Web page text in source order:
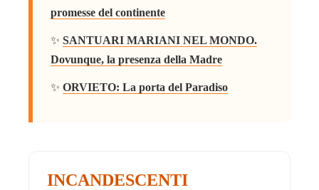
promesse del continente
✨ SANTUARI MARIANI NEL MONDO.
Dovunque, la presenza della Madre
✨ ORVIETO: La porta del Paradiso
INCANDESCENTI